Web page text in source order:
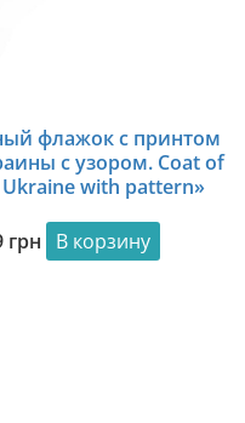
флажок с принтом
с узором. Coat of
with pattern»
грн В корзину